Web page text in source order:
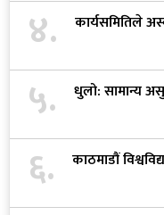
४. कार्यसमितिले
५. धुलो: सामान्य
६. काठमाडौं